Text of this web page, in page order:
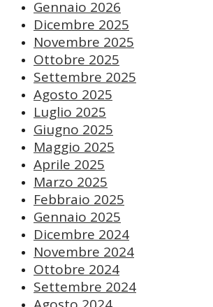
Gennaio 2026
Dicembre 2025
Novembre 2025
Ottobre 2025
Settembre 2025
Agosto 2025
Luglio 2025
Giugno 2025
Maggio 2025
Aprile 2025
Marzo 2025
Febbraio 2025
Gennaio 2025
Dicembre 2024
Novembre 2024
Ottobre 2024
Settembre 2024